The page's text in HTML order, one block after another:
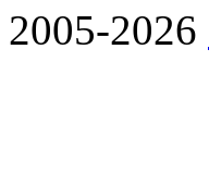
2005-2026